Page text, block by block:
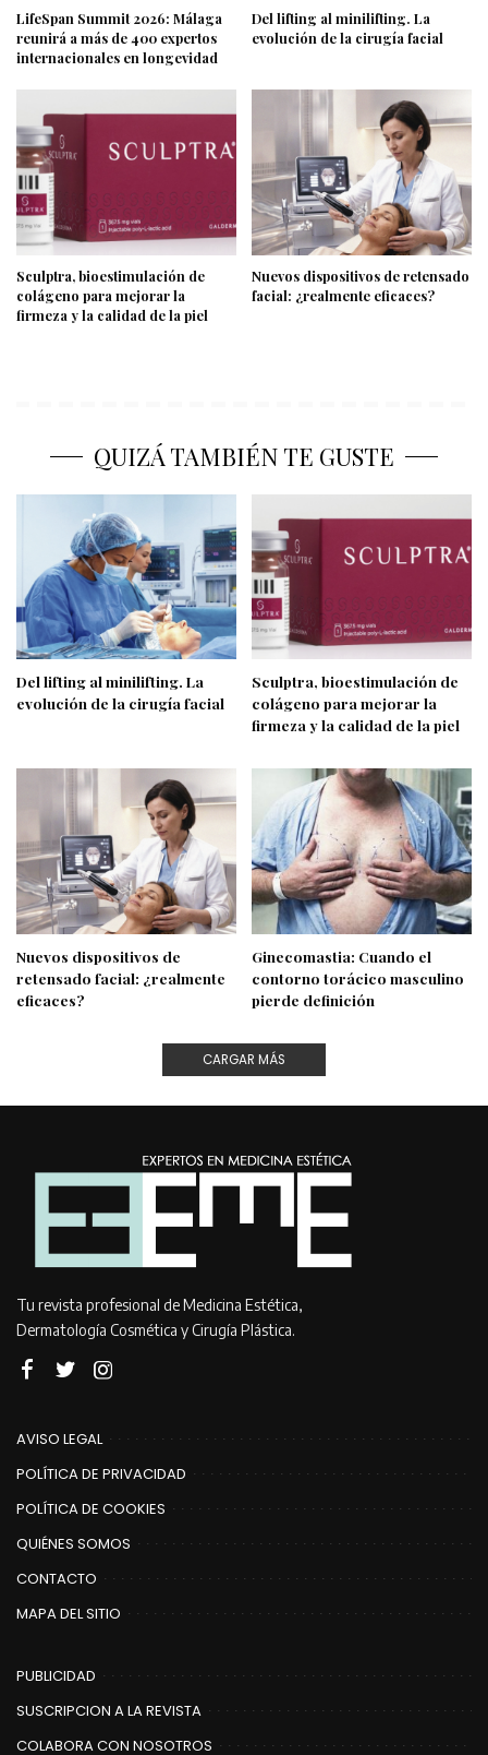
LifeSpan Summit 2026: Málaga
reunirá a más de 400 expertos
internacionales en longevidad
Del lifting al minilifting. La
evolución de la cirugía facial
Sculptra, bioestimulación de
colágeno para mejorar la
firmeza y la calidad de la piel
Nuevos dispositivos de retensado
facial: ¿realmente eficaces?
QUIZÁ TAMBIÉN TE GUSTE
Del lifting al minilifting. La
evolución de la cirugía facial
Sculptra, bioestimulación de
colágeno para mejorar la
firmeza y la calidad de la piel
Nuevos dispositivos de
retensado facial: ¿realmente
eficaces?
Ginecomastia: Cuando el
contorno torácico masculino
pierde definición
CARGAR MÁS
Tu revista profesional de Medicina Estética,
Dermatología Cosmética y Cirugía Plástica.
AVISO LEGAL
POLÍTICA DE PRIVACIDAD
POLÍTICA DE COOKIES
QUIÉNES SOMOS
CONTACTO
MAPA DEL SITIO
PUBLICIDAD
SUSCRIPCION A LA REVISTA
COLABORA CON NOSOTROS